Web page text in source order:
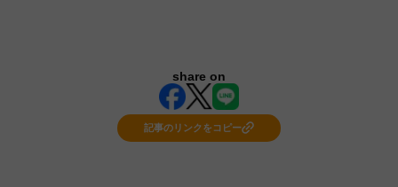
share on
記事のリンクをコピー